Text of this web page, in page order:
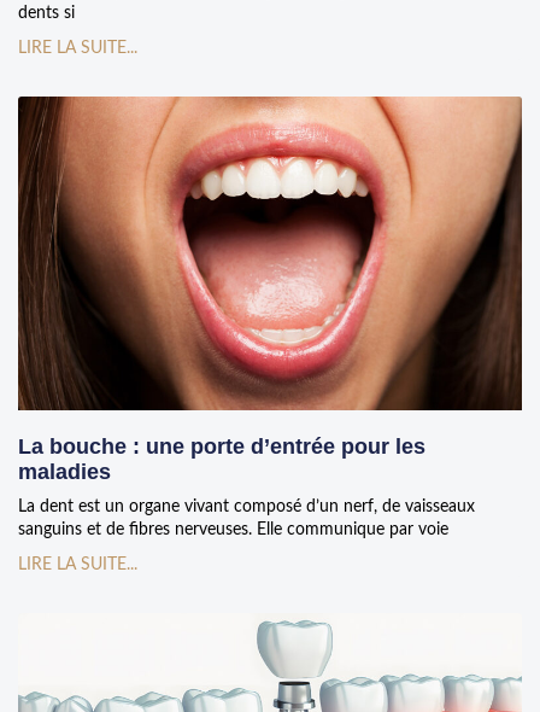
dents si
LIRE LA SUITE...
La bouche : une porte d’entrée pour les
maladies
La dent est un organe vivant composé d’un nerf, de vaisseaux
sanguins et de fibres nerveuses. Elle communique par voie
LIRE LA SUITE...